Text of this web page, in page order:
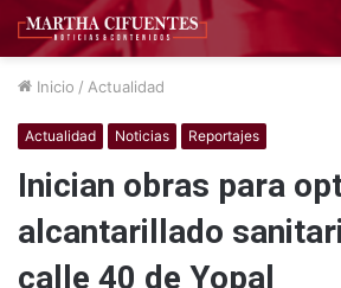
Inicio / Actualidad
Actualidad Noticias Reportajes
Inician obras para
alcantarillado
calle 40 de Yopal